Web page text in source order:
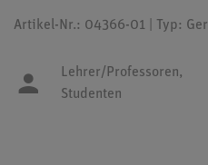
Artikel-Nr.: 04366-01 | Typ:
Lehrer/Professoren,
Studenten